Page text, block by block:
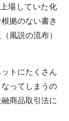
場していた化
拠のない書き
風説の流布）
トにたくさん
ってしまうの
商品取引法に